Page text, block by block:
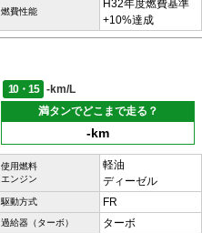
燃費性能
H32年度燃費基準
+10%達成
10・15
-km/L
満タンでどこまで走る？
-km
使用燃料
エンジン
軽油
ディーゼル
駆動方式 FR
過給器（ターボ） ターボ